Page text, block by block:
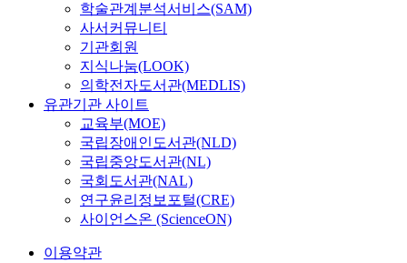
학술관계분석서비스(SAM)
사서커뮤니티
기관회원
지식나눔(LOOK)
의학전자도서관(MEDLIS)
유관기관 사이트
교육부(MOE)
국립장애인도서관(NLD)
국립중앙도서관(NL)
국회도서관(NAL)
연구윤리정보포털(CRE)
사이언스온 (ScienceON)
이용약관